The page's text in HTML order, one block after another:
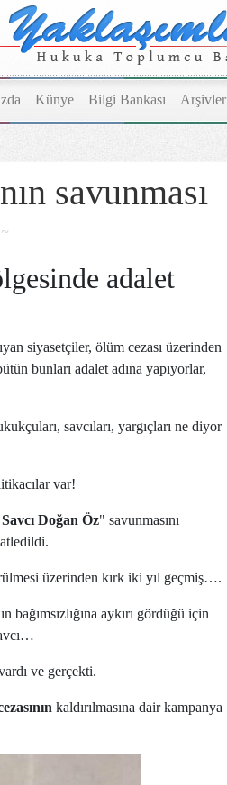
Künye Bilgi Bankası Arşivler
savunması
~
adalet
siyasetçiler, ölüm cezası üzerinden
bunları adalet adına yapıyorlar,
savcıları, yargıçları ne diyor
var!
Doğan Öz" savunmasını
üzerinden kırk iki yıl geçmiş….
bağımsızlığına aykırı gördüğü için
ve gerçekti.
kaldırılmasına dair kampanya